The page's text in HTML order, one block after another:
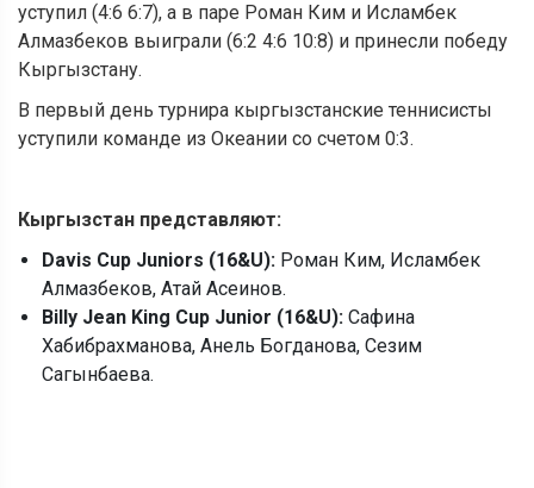
уступил (4:6 6:7), а в паре Роман Ким и Исламбек
Алмазбеков выиграли (6:2 4:6 10:8) и принесли победу
Кыргызстану.
В первый день турнира кыргызстанские теннисисты
уступили команде из Океании со счетом 0:3.
Кыргызстан представляют:
Davis Cup Juniors (16&U): Роман Ким, Исламбек
Алмазбеков, Атай Асеинов.
Billy Jean King Cup Junior (16&U): Сафина
Хабибрахманова, Анель Богданова, Сезим
Сагынбаева.